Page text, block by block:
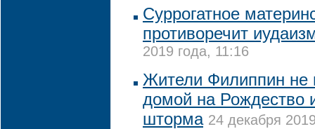
Суррогатное
противоречит
2019 года, 11:16
Жители Филиппин не
домой на Рождество
шторма 24 декабря